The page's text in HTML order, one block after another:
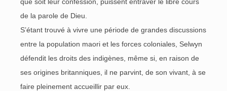
de la parole de Dieu.
S’étant trouvé à vivre une période de grandes discussions
entre la population maori et les forces coloniales, Selwyn
défendit les droits des indigènes, même si, en raison de
ses origines britanniques, il ne parvint, de son vivant, à se
faire pleinement accueillir par eux.